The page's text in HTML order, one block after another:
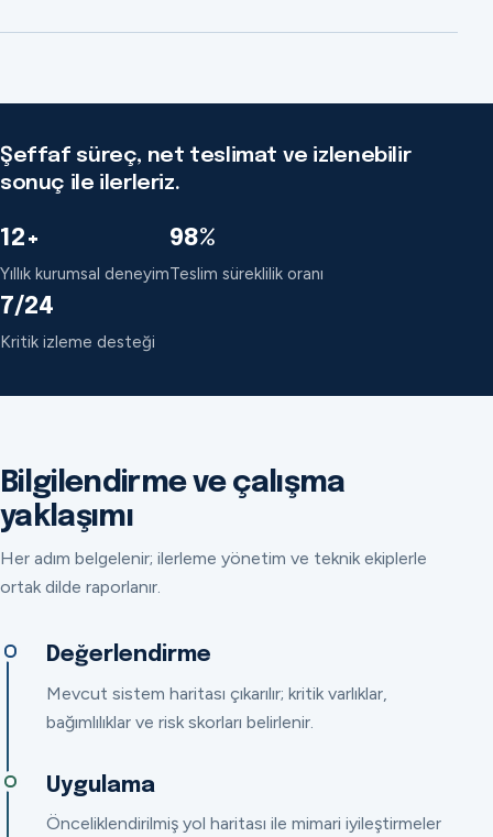
Şeffaf süreç, net teslimat ve izlenebilir
sonuç ile ilerleriz.
12+
Yıllık kurumsal deneyim
98%
Teslim süreklilik oranı
7/24
Kritik izleme desteği
Bilgilendirme ve çalışma
yaklaşımı
Her adım belgelenir; ilerleme yönetim ve teknik ekiplerle
ortak dilde raporlanır.
Değerlendirme
Mevcut sistem haritası çıkarılır; kritik varlıklar,
bağımlılıklar ve risk skorları belirlenir.
Uygulama
Önceliklendirilmiş yol haritası ile mimari iyileştirmeler